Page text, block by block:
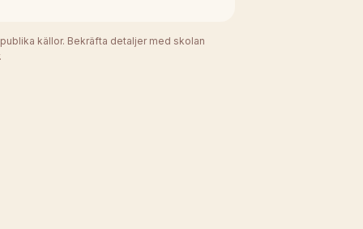
källor. Bekräfta detaljer med skolan